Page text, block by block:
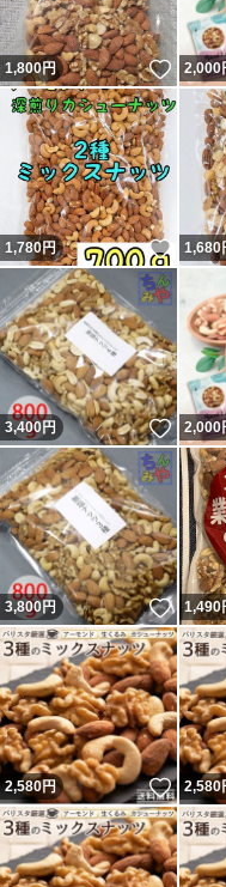
1,800円 いい
2,000
1,780円 いい
1,680
3,400円 いい
2,000
3,800円 いい
1,490
2,580円 いい
2,580